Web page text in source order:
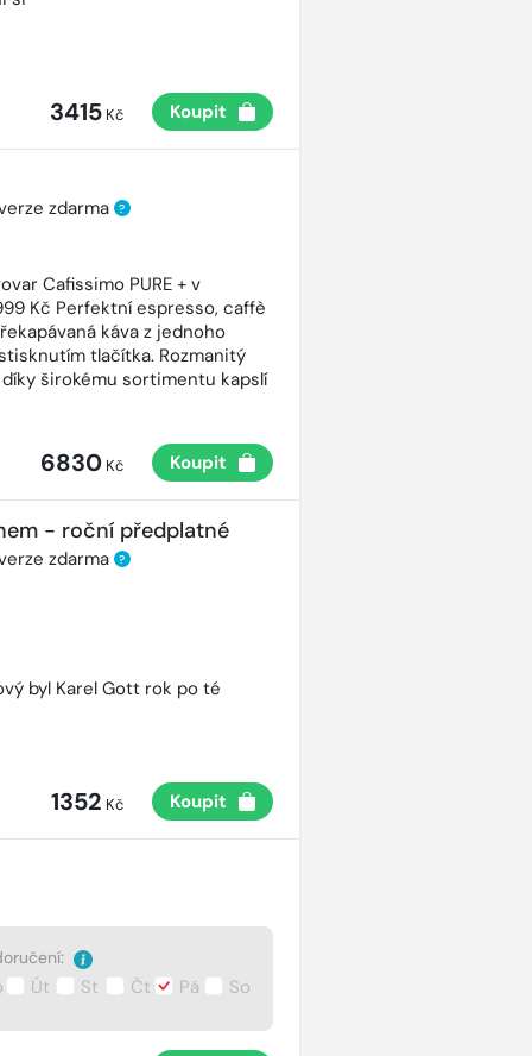
3415Kč Koupit
zdarma ?
Cafissimo PURE + v
Kč Perfektní espresso, caffè
káva z jednoho
tlačítka. Rozmanitý
širokému sortimentu kapslí
6830Kč Koupit
- roční předplatné
zdarma ?
byl Karel Gott rok po té
1352 Kč Koupit
Út St Čt Pá So